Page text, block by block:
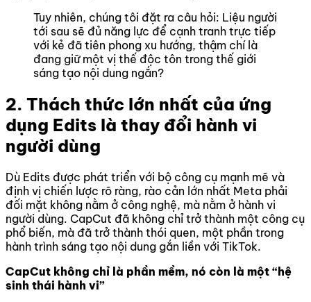
Tuy nhiên, chúng tôi đặt ra câu hỏi: Liệu người
tới sau sẽ đủ năng lực để cạnh tranh trực tiếp
với kẻ đã tiên phong xu hướng, thậm chí là
đang giữ một vị thế độc tôn trong thế giới
sáng tạo nội dung ngắn?
2. Thách thức lớn nhất của ứng
dụng Edits là thay đổi hành vi
người dùng
Dù Edits được phát triển với bộ công cụ mạnh mẽ và
định vị chiến lược rõ ràng, rào cản lớn nhất Meta phải
đối mặt không nằm ở công nghệ, mà nằm ở hành vi
người dùng. CapCut đã không chỉ trở thành một công cụ
phổ biến, mà đã trở thành thói quen, một phần trong
hành trình sáng tạo nội dung gắn liền với TikTok.
CapCut không chỉ là phần mềm, nó còn là một “hệ
sinh thái hành vi”